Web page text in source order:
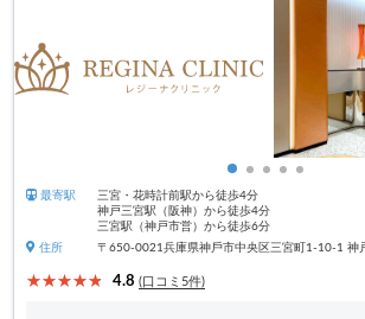
最寄駅
三宮・花時計前駅から徒歩4分
神戸三宮駅（阪神）から徒歩4分
三宮駅（神戸市営）から徒歩6分
住所
〒650-0021兵庫県神⼾市中央区三宮町1-10-1 神
4.8 (口コミ5件)